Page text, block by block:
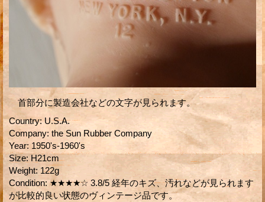
首部分に製造会社などの文字が見られます。
Country: U.S.A.
Company: the Sun Rubber Company
Year: 1950's-1960's
Size: H21cm
Weight: 122g
Condition: ★★★★☆ 3.8/5 経年のキズ、汚れなどが見られます
が比較的良い状態のヴィンテージ品です。